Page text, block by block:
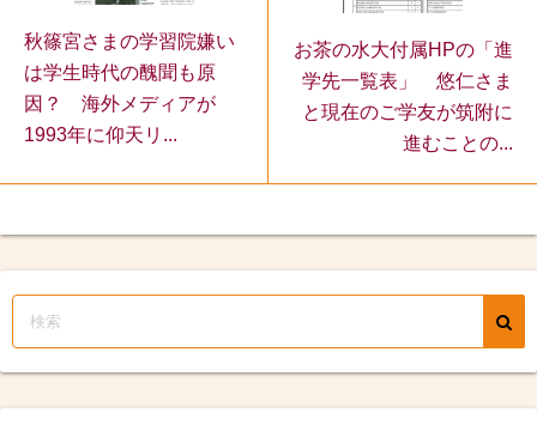
秋篠宮さまの学習院嫌い
は学生時代の醜聞も原
因？ 海外メディアが
1993年に仰天リ...
お茶の水大付属HPの「進
学先一覧表」 悠仁さま
と現在のご学友が筑附に
進むことの...